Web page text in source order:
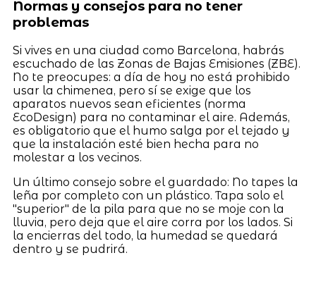
Normas y consejos para no tener
problemas
Si vives en una ciudad como Barcelona, habrás
escuchado de las Zonas de Bajas Emisiones (ZBE).
No te preocupes: a día de hoy no está prohibido
usar la chimenea, pero sí se exige que los
aparatos nuevos sean eficientes (norma
EcoDesign) para no contaminar el aire. Además,
es obligatorio que el humo salga por el tejado y
que la instalación esté bien hecha para no
molestar a los vecinos.
Un último consejo sobre el guardado: No tapes la
leña por completo con un plástico. Tapa solo el
"superior" de la pila para que no se moje con la
lluvia, pero deja que el aire corra por los lados. Si
la encierras del todo, la humedad se quedará
dentro y se pudrirá.